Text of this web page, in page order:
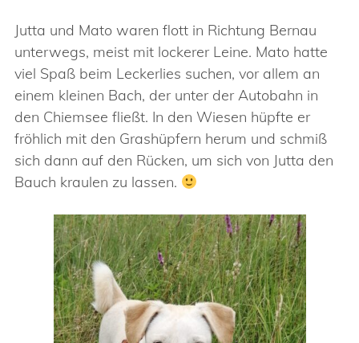
Jutta und Mato waren flott in Richtung Bernau
unterwegs, meist mit lockerer Leine. Mato hatte
viel Spaß beim Leckerlies suchen, vor allem an
einem kleinen Bach, der unter der Autobahn in
den Chiemsee fließt. In den Wiesen hüpfte er
fröhlich mit den Grashüpfern herum und schmiß
sich dann auf den Rücken, um sich von Jutta den
Bauch kraulen zu lassen.